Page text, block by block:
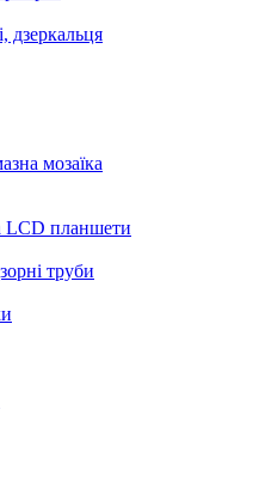
дзеркальця
мозаїка
LCD планшети
труби